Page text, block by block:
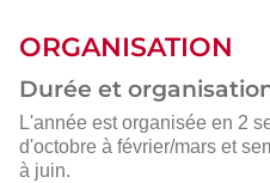
ORGANISATION
Durée et
L'année est organisée en 2
d'octobre à février/mars et
à juin.